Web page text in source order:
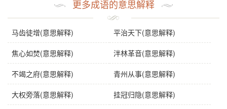
泛 泛
zhī
之
rén
人
更多成语的意思解释
马齿徒增(意思解释) 平治天下(意思解释)
焦心如焚(意思解释) 泮林革音(意思解释)
不竭之府(意思解释) 青州从事(意思解释)
大权旁落(意思解释) 挂冠归隐(意思解释)